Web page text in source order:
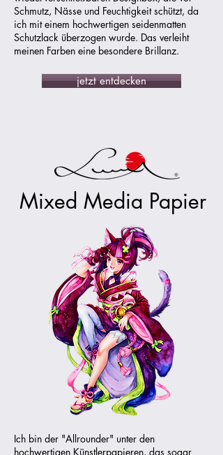
Schmutz, Nässe und Feuchtigkeit schützt, da
ich mit einem hochwertigen seidenmatten
Schutzlack überzogen wurde. Das verleiht
meinen Farben eine besondere Brillanz.
jetzt entdecken
Ich bin der "Allrounder" unter den
hochwertigen Künstlerpapieren, das sogar
Mixed Media Papier